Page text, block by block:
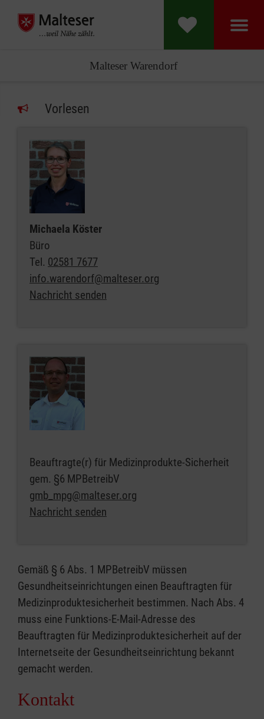
Malteser Warendorf
Vorlesen
Michaela Köster
Büro
Tel. 02581 7677
info.warendorf@malteser.org
Nachricht senden
Beauftragte(r) für Medizinprodukte-Sicherheit
gem. §6 MPBetreibV
gmb_mpg@malteser.org
Nachricht senden
Gemäß § 6 Abs. 1 MPBetreibV müssen
Gesundheitseinrichtungen einen Beauftragten für
Medizinproduktesicherheit bestimmen. Nach Abs. 4
muss eine Funktions-E-Mail-Adresse des
Beauftragten für Medizinproduktesicherheit auf der
Internetseite der Gesundheitseinrichtung bekannt
gemacht werden.
Kontakt